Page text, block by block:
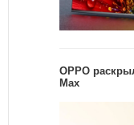
OPPO
Max